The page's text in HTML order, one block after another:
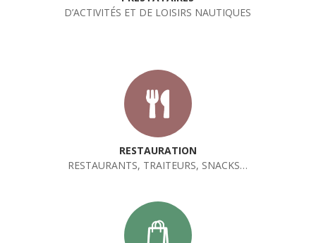
D’ACTIVITÉS ET DE LOISIRS NAUTIQUES
RESTAURATION
RESTAURANTS, TRAITEURS, SNACKS…